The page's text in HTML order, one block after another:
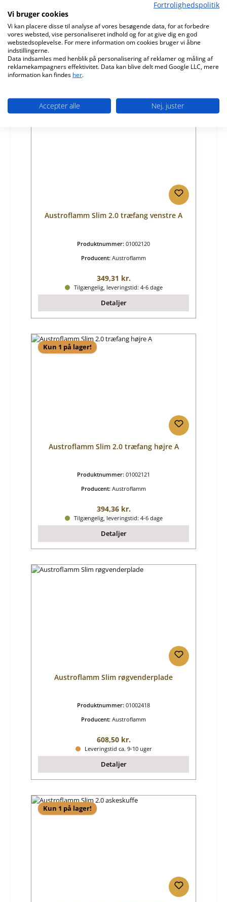
Producent:Austroflamm
Almindelig pris:
82,79 kr.
Leveringstid ca. 9-10 uger
Detaljer
Kun 1 på lager!
Austroflamm Slim 2.0 træfang venstre A
Produktnummer: 01002120
Producent: Austroflamm
Almindelig pris:
349,31 kr.
Tilgængelig, leveringstid: 4-6 dage
Detaljer
Kun 1 på lager!
Austroflamm Slim 2.0 træfang højre A
Produktnummer: 01002121
Producent: Austroflamm
Almindelig pris:
394,36 kr.
Tilgængelig, leveringstid: 4-6 dage
Detaljer
Austroflamm Slim røgvenderplade
Produktnummer: 01002418
Producent: Austroflamm
Almindelig pris:
608,50 kr.
Leveringstid ca. 9-10 uger
Detaljer
Kun 1 på lager!
Fortrolighedspolitik
Vi bruger cookies
Vi kan placere disse til analyse af vores besøgende data, for at forbedre
vores websted, vise personaliseret indhold og for at give dig en god
webstedsoplevelse. For mere information om cookies bruger vi åbne
indstillingerne.
Data indsamles med henblik på personalisering af reklamer og måling af
reklamekampagners effektivitet. Data kan blive delt med Google LLC, mere
information kan findes her.
Accepter alle Nej, juster